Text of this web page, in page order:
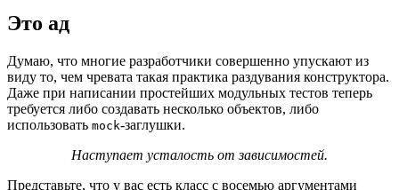
Это ад
Думаю, что многие разработчики совершенно упускают из
виду то, чем чревата такая практика раздувания конструктора.
Даже при написании простейших модульных тестов теперь
требуется либо создавать несколько объектов, либо
использовать mock-заглушки.
Наступает усталость от зависимостей.
Представьте, что у вас есть класс с восемью аргументами